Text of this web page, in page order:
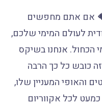
🐠 אם אתם מחפשים
לעולם המימי שלכם,
הכחול. אנחנו בשיקס
כובש כל כך הרבה
והאופי המעניין שלו,
לכל אקווריום